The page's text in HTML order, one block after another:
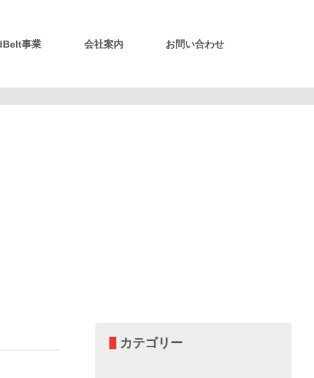
事業 会社案内 お問い合わせ
カテゴリー